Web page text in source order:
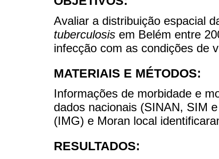
Avaliar a distribuição espacial
tuberculosis em Belém entre
infecção com as condições de
MATERIAIS E MÉTODOS:
Informações de morbidade e
dados nacionais (SINAN, SIM
(IMG) e Moran local
RESULTADOS: